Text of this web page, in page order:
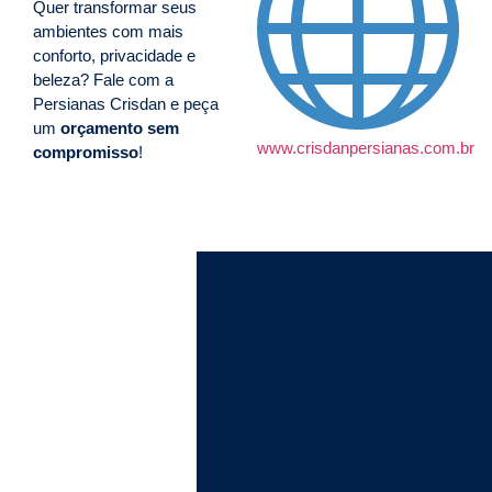
Quer transformar seus
ambientes com mais
conforto, privacidade e
beleza? Fale com a
Persianas Crisdan e peça
um orçamento sem
compromisso! www.crisdanpersianas.com.br